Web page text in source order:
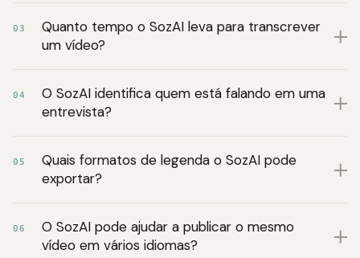
03
Quanto tempo o SozAI leva para transcrever
um vídeo?
04
O SozAI identifica quem está falando em uma
entrevista?
05
Quais formatos de legenda o SozAI pode
exportar?
06
O SozAI pode ajudar a publicar o mesmo
vídeo em vários idiomas?